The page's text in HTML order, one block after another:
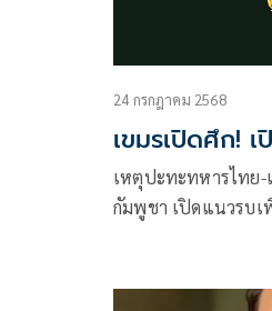
24 กรกฎาคม 2568
เขมรเปิดศึก!
เหตุปะทะทหารไทย
กัมพูชา เปิดแนวรบเ